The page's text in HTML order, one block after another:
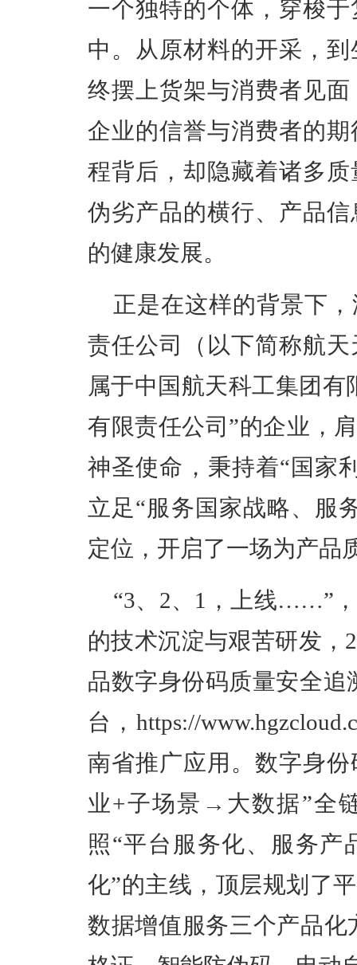
一个独特的个体，穿梭
中。从原材料的开采，
终摆上货架与消费者见
企业的信誉与消费者的
程背后，却隐藏着诸多
伪劣产品的横行、产品
的健康发展。​
正是在这样的背景下
责任公司（以下简称航
属于中国航天科工集团
有限责任公司”的企业，
神圣使命，秉持着“国家
立足“服务国家战略、服
定位，开启了一场为产品
“3、2、1，上线……”
的技术沉淀与艰苦研发，
品数字身份码质量安全追
台，https://
南省推广应用。数字身
业+子场景→大数据”全
照“平台服务化、服务产
化”的主线，顶层规划了
数据增值服务三个产品